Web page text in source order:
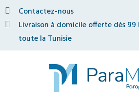
Contactez-nous
Livraison à domicile offerte dès 99
toute la Tunisie